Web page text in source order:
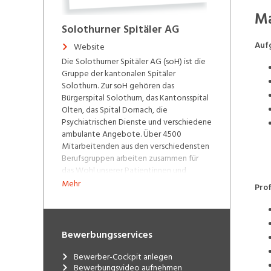
Solothurner Spitäler AG
Website
Die Solothurner Spitäler AG (soH) ist die
Gruppe der kantonalen Spitäler
Solothurn. Zur soH gehören das
Bürgerspital Solothurn, das Kantonsspital
Olten, das Spital Dornach, die
Psychiatrischen Dienste und verschiedene
ambulante Angebote. Über 4500
Mitarbeitenden aus den verschiedensten
Berufsgruppen arbeiten zusammen für
das Wohl unserer Patientinnen und
Patienten. Einziger Eigentümer der
zurzeit der Kanton Solothurn. Unsere
Bürgerspital Solothurn
Kantonsspital Olten
Spital Dornach
Mehr
Bewerbungsservices
Bewerber-Cockpit anlegen
Bewerbungsvideo aufnehmen